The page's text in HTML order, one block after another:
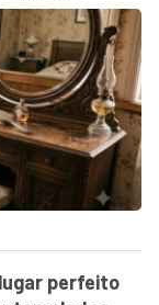
perfeito